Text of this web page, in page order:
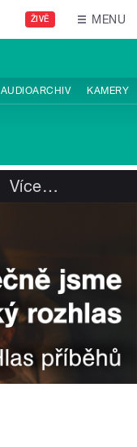
ŽIVĚ MENU
AUDIOARCHIV KAMERY
Více…